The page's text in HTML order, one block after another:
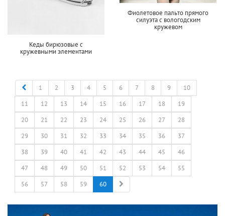
Фиолетовое пальто прямого
силуэта с вологодским
кружевом
Кеды бирюзовые с
кружевными элементами
Назад 1 2 3 4 5 6 7 8 9
10
11
12 13 14 15 16 17 18
19
20
21 22 23 24 25 26 27
28
29
30 31 32 33 34 35 36
37
38
39 40 41 42 43 44 45
46
47
48 49 50 51 52 53 54
55
56
57 58 59 60 Вперед